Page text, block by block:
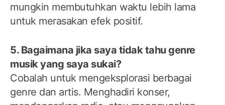
mungkin membutuhkan waktu lebih lama
untuk merasakan efek positif.
5. Bagaimana jika saya tidak tahu genre
musik yang saya sukai?
Cobalah untuk mengeksplorasi berbagai
genre dan artis. Menghadiri konser,